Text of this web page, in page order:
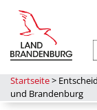
Startseite>
und Brandenburg